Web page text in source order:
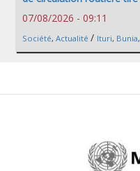
07/08/2026 - 09:11
Société, Actualité / Ituri, Bunia,